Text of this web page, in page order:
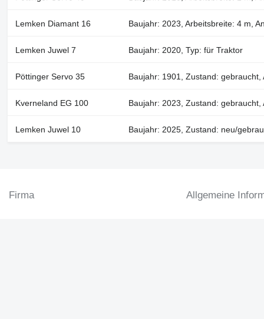
Lemken Diamant 16 Baujahr: 2023, Arbeitsbreite: 4 m,
Lemken Juwel 7 Baujahr: 2020, Typ: für Traktor
Pöttinger Servo 35 Baujahr: 1901, Zustand:
Kverneland EG 100 Baujahr: 2023, Zustand:
Lemken Juwel 10 Baujahr: 2025, Zustand: neu/
Firma Allgemeine